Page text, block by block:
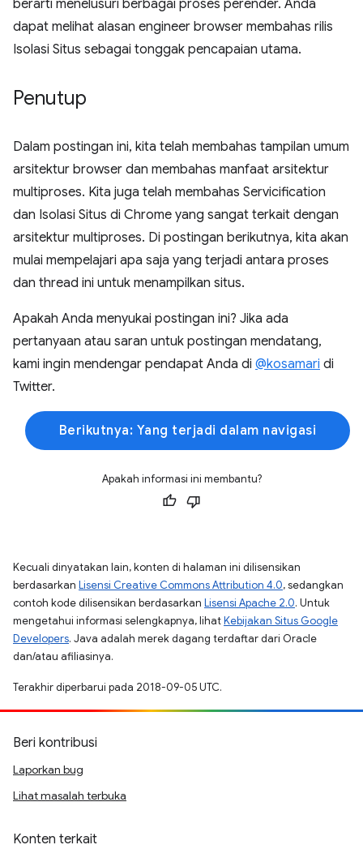
berarti menelusuri berbagai proses perender. Anda
dapat melihat alasan engineer browser membahas rilis
Isolasi Situs sebagai tonggak pencapaian utama.
Penutup
Dalam postingan ini, kita telah membahas tampilan umum
arsitektur browser dan membahas manfaat arsitektur
multiproses. Kita juga telah membahas Servicification
dan Isolasi Situs di Chrome yang sangat terkait dengan
arsitektur multiproses. Di postingan berikutnya, kita akan
mulai mempelajari apa saja yang terjadi antara proses
dan thread ini untuk menampilkan situs.
Apakah Anda menyukai postingan ini? Jika ada
pertanyaan atau saran untuk postingan mendatang,
kami ingin mendengar pendapat Anda di @kosamari di
Twitter.
Berikutnya: Yang terjadi dalam navigasi
Apakah informasi ini membantu?
Kecuali dinyatakan lain, konten di halaman ini dilisensikan
berdasarkan Lisensi Creative Commons Attribution 4.0, sedangkan
contoh kode dilisensikan berdasarkan Lisensi Apache 2.0. Untuk
mengetahui informasi selengkapnya, lihatKebijakan Situs Google
Developers. Java adalah merek dagang terdaftar dari Oracle
dan/atau afiliasinya.
Terakhir diperbarui pada 2018-09-05 UTC.
Beri kontribusi
Laporkan bug
Lihat masalah terbuka
Konten terkait